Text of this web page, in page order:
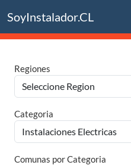
SoyInstalador.CL
Regiones
Categoria
Comunas por Categoria